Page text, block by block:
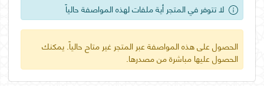
لا تتوفر في المتجر أية ملفات لهذه المواصفة حالياً
الحصول على هذه المواصفة عبر المتجر غير متاح حالياً. يمكنك
الحصول عليها مباشرة من مصدرها.